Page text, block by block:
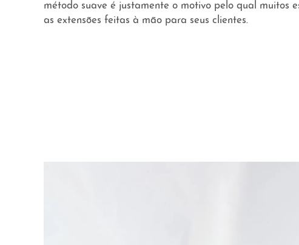
método suave é justamente o motivo pelo qual muitos
as extensões feitas à mão para seus clientes.